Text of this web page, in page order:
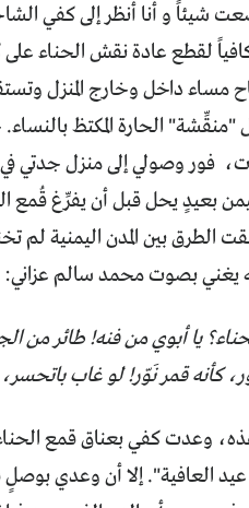
شيئاً و أنا أنظر إلى كفي
لقطع عادة نقش الحناء
مساء داخل وخارج المنزل
"منقِّشة" الحارة المكتظ
فور وصولي إلى منزل جدتي في
بعيدٍ يحل قبل أن يفرِّغ قُمع
الطرق بين المدن اليمنية
يغني بصوت محمد سالم عزاني:
يا أبوي من فنه! طائر من
كأنه قمر نَوّر! لو غاب باتحسر،
وعدت كفي بعناق قمع
عيد العافية". إلا أن وعدي